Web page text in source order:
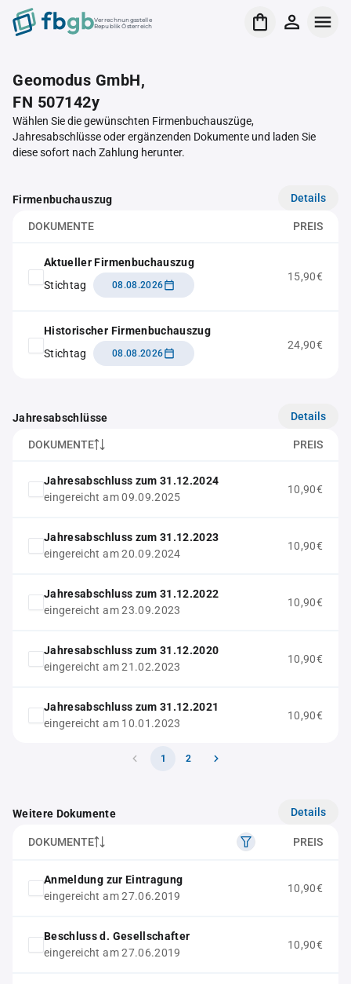
Verrechnungsstelle
Republik Österreich
Geomodus GmbH,
FN 507142y
Wählen Sie die gewünschten Firmenbuchauszüge,
Jahresabschlüsse oder ergänzenden Dokumente und laden Sie
diese sofort nach Zahlung herunter.
Firmenbuchauszug Details
DOKUMENTE PREIS
Aktueller Firmenbuchauszug
Stichtag
08.08.2026
15,90€
Historischer Firmenbuchauszug
Stichtag
08.08.2026
24,90€
Jahresabschlüsse Details
DOKUMENTE PREIS
Jahresabschluss zum 31.12.2024
eingereicht am 09.09.2025
10,90€
Jahresabschluss zum 31.12.2023
eingereicht am 20.09.2024
10,90€
Jahresabschluss zum 31.12.2022
eingereicht am 23.09.2023
10,90€
Jahresabschluss zum 31.12.2020
eingereicht am 21.02.2023
10,90€
Jahresabschluss zum 31.12.2021
eingereicht am 10.01.2023
10,90€
1 2
Weitere Dokumente Details
DOKUMENTE PREIS
Anmeldung zur Eintragung
eingereicht am 27.06.2019
10,90€
Beschluss d. Gesellschafter
eingereicht am 27.06.2019
10,90€